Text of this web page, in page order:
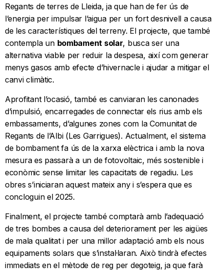
Regants de terres de Lleida, ja que han de fer ús de
l’energia per impulsar l’aigua per un fort desnivell a causa
de les característiques del terreny. El projecte, que també
contempla un bombament solar, busca ser una
alternativa viable per reduir la despesa, així com generar
menys gasos amb efecte d’hivernacle i ajudar a mitigar el
canvi climàtic.
Aprofitant l’ocasió, també es canviaran les canonades
d’impulsió, encarregades de connectar els rius amb els
embassaments, d’algunes zones com la Comunitat de
Regants de l’Albi (Les Garrigues). Actualment, el sistema
de bombament fa ús de la xarxa elèctrica i amb la nova
mesura es passarà a un de fotovoltaic, més sostenible i
econòmic sense limitar les capacitats de regadiu. Les
obres s’iniciaran aquest mateix any i s’espera que es
concloguin el 2025.
Finalment, el projecte també comptarà amb l’adequació
de tres bombes a causa del deteriorament per les aigües
de mala qualitat i per una millor adaptació amb els nous
equipaments solars que s’instal·laran. Això tindrà efectes
immediats en el mètode de reg per degoteig, ja que farà